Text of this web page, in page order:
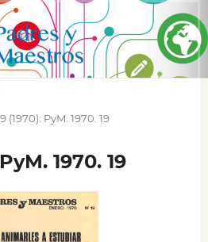
(1970): PyM. 1970. 19
1970. 19